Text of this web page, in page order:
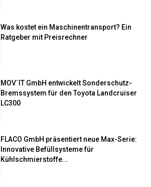
Was kostet ein Maschinentransport? Ein
Ratgeber mit Preisrechner
MOV´IT GmbH entwickelt Sonderschutz-
Bremssystem für den Toyota Landcruiser
LC300
FLACO GmbH präsentiert neue Max-Serie:
Innovative Befüllsysteme für
Kühlschmierstoffe...